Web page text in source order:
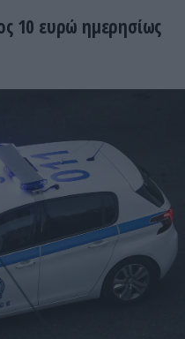
10 ευρώ ημερησίως